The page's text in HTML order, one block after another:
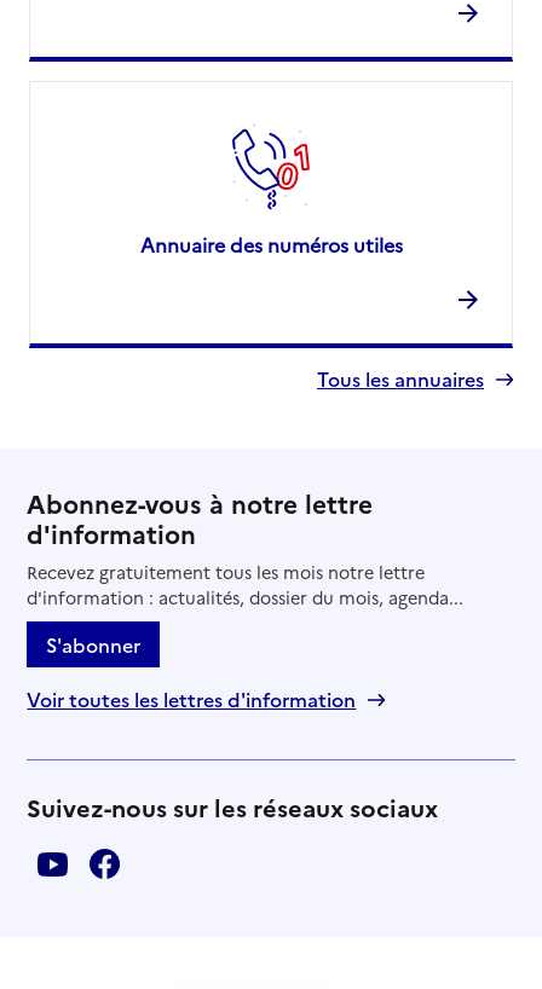
Annuaire des numéros utiles
Tous les annuaires
Abonnez-vous à notre lettre
d'information
Recevez gratuitement tous les mois notre lettre
d'information : actualités, dossier du mois, agenda...
S'abonner
Voir toutes les lettres d'information
Suivez-nous sur les réseaux sociaux